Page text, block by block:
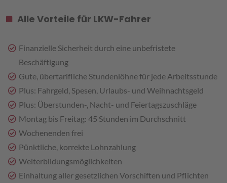
Alle Vorteile für LKW-Fahrer
Finanzielle Sicherheit durch eine unbefristete
Beschäftigung
Gute, übertarifliche Stundenlöhne für jede Arbeitsstunde
Plus: Fahrgeld, Spesen, Urlaubs- und Weihnachtsgeld
Plus: Überstunden-, Nacht- und Feiertagszuschläge
Montag bis Freitag: 45 Stunden im Durchschnitt
Wochenenden frei
Pünktliche, korrekte Lohnzahlung
Weiterbildungsmöglichkeiten
Einhaltung aller gesetzlichen Vorschiften und Pflichten